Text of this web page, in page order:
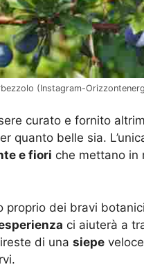
(Instagram-
curato e fornito
quanto belle sia.
e fiori che mettano in
proprio dei bravi
ci aiuterà a
di una siepe